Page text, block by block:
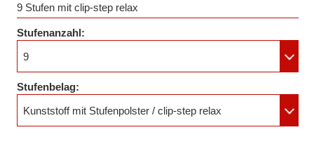
9 Stufen mit clip-step relax
Stufenanzahl:
9
Stufenbelag:
Kunststoff mit Stufenpolster / clip-step relax